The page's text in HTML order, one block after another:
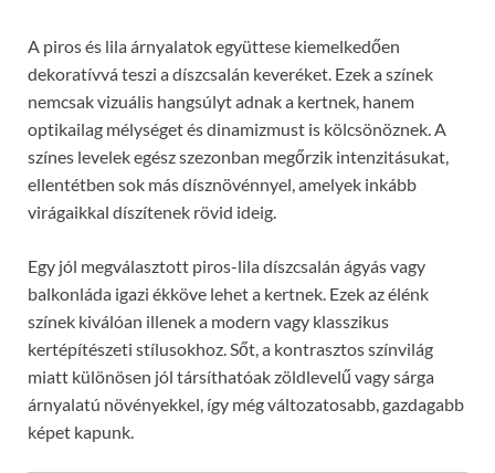
A piros és lila árnyalatok együttese kiemelkedően
dekoratívvá teszi a díszcsalán keveréket. Ezek a színek
nemcsak vizuális hangsúlyt adnak a kertnek, hanem
optikailag mélységet és dinamizmust is kölcsönöznek. A
színes levelek egész szezonban megőrzik intenzitásukat,
ellentétben sok más dísznövénnyel, amelyek inkább
virágaikkal díszítenek rövid ideig.
Egy jól megválasztott piros-lila díszcsalán ágyás vagy
balkonláda igazi ékköve lehet a kertnek. Ezek az élénk
színek kiválóan illenek a modern vagy klasszikus
kertépítészeti stílusokhoz. Sőt, a kontrasztos színvilág
miatt különösen jól társíthatóak zöldlevelű vagy sárga
árnyalatú növényekkel, így még változatosabb, gazdagabb
képet kapunk.